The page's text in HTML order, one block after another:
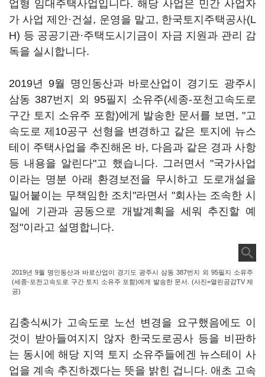
업형 임대주택사업입니다. 해당 사업은 민간 사업자
가 사업 제안·건설, 운영을 맡고, 한국토지주택공사(L
H) 등 공공기관·주택도시기금이 자금 지원과 관리 감
독을 실시합니다.
2019년 9월 명인동산과 바로산업이 경기도 광주시
삼동 387번지 외 95필지 소유주(세종-포천고속도로
구간 토지 소유주 포함)에게 발송한 문서를 보면, "고
속도로 제10공구 선형을 변경하고 같은 토지에 뉴스
테이 주택사업을 추진해온 바, 다음과 같은 경과 사항
등 내용을 알린다"고 했습니다. 그러면서 "국가사업
이라는 명분 아래 환경보전을 무시하고 도로개설을
밀어붙이는 무책임한 조치"라면서 "회사는 조속한 시
일에 기관과 공동으로 개발계획을 세워 추진할 예
정"이라고 설명합니다.
2019년 9월 명인동산과 바로산업이 경기도 광주시 삼동 387번지 외 95필지 소유주
(세종-포천고속도로 구간 토지 소유주 포함)에게 발송한 문서. (사진=열린공감TV 제
공)
김충식씨가 고속도로 노선 변경을 요구했음에도 이
것이 받아들여지지 않자 한국도로공사 등을 비판하
는 동시에 해당 지역 토지 소유주들에겐 뉴스테이 사
업을 계속 추진하겠다는 뜻을 밝힌 겁니다. 애초 고속